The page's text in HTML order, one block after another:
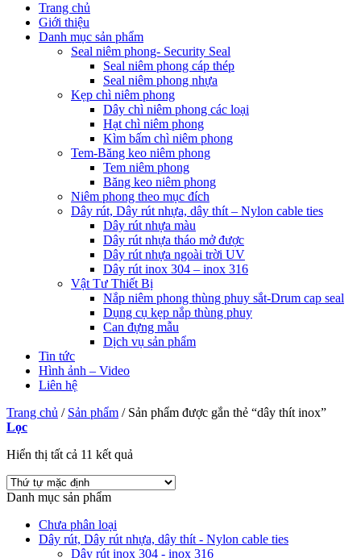
Trang chủ
Giới thiệu
Danh mục sản phẩm
Seal niêm phong- Security Seal
Seal niêm phong cáp thép
Seal niêm phong nhựa
Kẹp chì niêm phong
Dây chì niêm phong các loại
Hạt chì niêm phong
Kìm bấm chì niêm phong
Tem-Băng keo niêm phong
Tem niêm phong
Băng keo niêm phong
Niêm phong theo mục đích
Dây rút, Dây rút nhựa, dây thít – Nylon cable ties
Dây rút nhựa màu
Dây rút nhựa tháo mở được
Dây rút nhựa ngoài trời UV
Dây rút inox 304 – inox 316
Vật Tư Thiết Bị
Nắp niêm phong thùng phuy sắt-Drum cap seal
Dụng cụ kẹp nắp thùng phuy
Can đựng mẫu
Dịch vụ sản phẩm
Tin tức
Hình ảnh – Video
Liên hệ
Trang chủ / Sản phẩm /Sản phẩm được gắn thẻ “dây thít inox”
Lọc
Hiển thị tất cả 11 kết quả
Danh mục sản phẩm
Chưa phân loại
Dây rút, Dây rút nhựa, dây thít - Nylon cable ties
Dây rút inox 304 - inox 316